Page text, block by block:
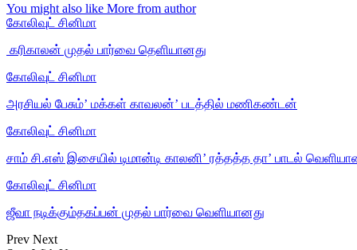
You might also like More from author
கோலிவுட் சினிமா
‎ கரிகாலன் முதல் பார்வை தெளியானது
கோலிவுட் சினிமா
அரசியல் பேசும்’ மக்கள் காவலன்’ படத்தில் மணிகண்டன்
கோலிவுட் சினிமா
சாம் சி.எஸ் இசையில் டிமான்டி காலனி’ ரத்தத்த தா’ பாடல்
கோலிவுட் சினிமா
ஜீவா நடிக்கும்தகப்பன் முதல் பார்வை வெளியானது
Prev Next